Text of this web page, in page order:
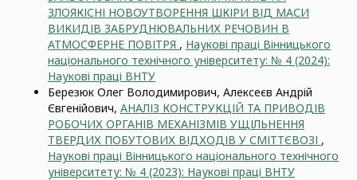
ЗЛОЯКІСНІ НОВОУТВОРЕННЯ ШКІРИ ВІД МАСИ
ВИКИДІВ ЗАБРУДНЮВАЛЬНИХ РЕЧОВИН В
АТМОСФЕРНЕ ПОВІТРЯ , Наукові праці Вінницького
національного технічного університету: № 4 (2024):
Наукові праці ВНТУ
Березюк Олег Володимирович, Алeксeєв Андрій
Євгенійович, АНАЛІЗ КОНСТРУКЦІЙ ТА ПРИВОДІВ
РОБОЧИХ ОРГАНІВ МЕХАНІЗМІВ УЩІЛЬНЕННЯ
ТВЕРДИХ ПОБУТОВИХ ВІДХОДІВ У СМІТТЄВОЗІ ,
Наукові праці Вінницького національного технічного
університету: № 4 (2023): Наукові праці ВНТУ